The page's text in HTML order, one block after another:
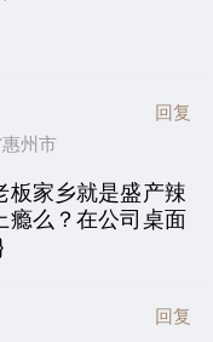
州市
回复
板家乡就是盛产辣
瘾么？在公司桌面
回复